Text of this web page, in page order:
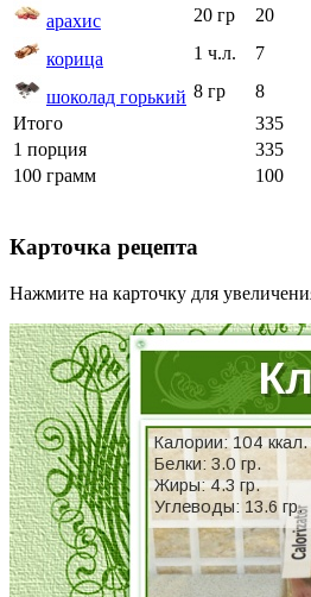
арахис 20 гр 20
корица 1 ч.л. 7
шоколад горький 8 гр 8
Итого
335
1 порция
335
100 грамм
100
Карточка рецепта
Нажмите на карточку для